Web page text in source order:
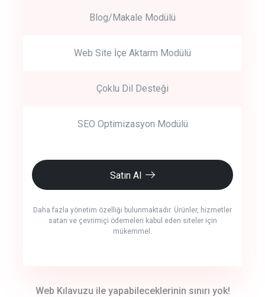
Blog/Makale Modülü
Web Site İçe Aktarm Modülü
Çoklu Dil Desteği
SEO Optimizasyon Modülü
Satın Al
Daha fazla yönetim özelliği bulunmaktadır. Ürünler, hizmetler
satan ve çevrimiçi ödemeleri kabul eden siteler için
mükemmel.
Web Kılavuzu ile yapabileceklerinin sınırı yok!